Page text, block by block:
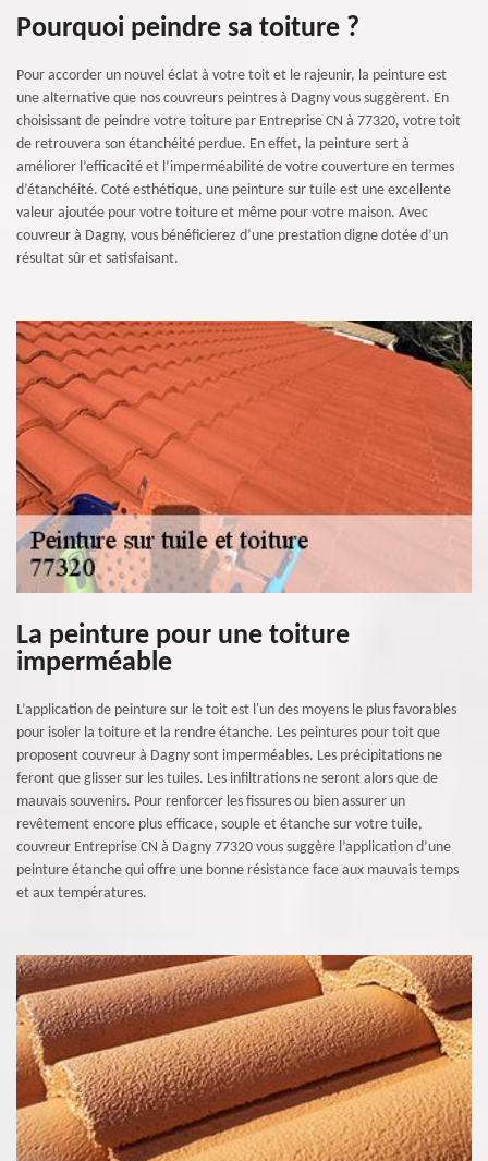
Pourquoi peindre sa toiture ?
Pour accorder un nouvel éclat à votre toit et le rajeunir, la peinture est
une alternative que nos couvreurs peintres à Dagny vous suggèrent. En
choisissant de peindre votre toiture par Entreprise CN à 77320, votre toit
de retrouvera son étanchéité perdue. En effet, la peinture sert à
améliorer l’efficacité et l’imperméabilité de votre couverture en termes
d’étanchéité. Coté esthétique, une peinture sur tuile est une excellente
valeur ajoutée pour votre toiture et même pour votre maison. Avec
couvreur à Dagny, vous bénéficierez d’une prestation digne dotée d’un
résultat sûr et satisfaisant.
La peinture pour une toiture
imperméable
L’application de peinture sur le toit est l'un des moyens le plus favorables
pour isoler la toiture et la rendre étanche. Les peintures pour toit que
proposent couvreur à Dagny sont imperméables. Les précipitations ne
feront que glisser sur les tuiles. Les infiltrations ne seront alors que de
mauvais souvenirs. Pour renforcer les fissures ou bien assurer un
revêtement encore plus efficace, souple et étanche sur votre tuile,
couvreur Entreprise CN à Dagny 77320 vous suggère l’application d’une
peinture étanche qui offre une bonne résistance face aux mauvais temps
et aux températures.